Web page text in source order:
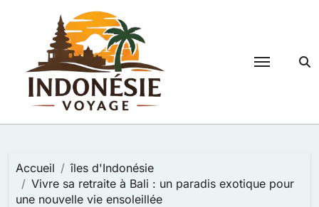
Accueil
îles d'Indonésie
Vivre sa retraite à Bali : un paradis exotique pour
une nouvelle vie ensoleillée